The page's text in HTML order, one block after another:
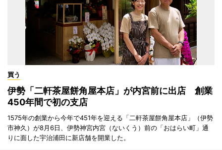
買う
伊勢「二軒茶屋餅角屋本店」が内宮前に出店 創業
450年間で初の支店
1575年の創業から今年で451年を迎える「二軒茶屋餅角屋本店」（伊勢
市神久）が8月6日、伊勢神宮内宮（ないくう）前の「おはらい町」通
りに面した宇治浦田に新店舗を開業した。